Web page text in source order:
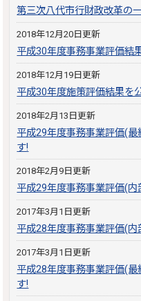
第三次八代市行財政改革の
2018年12月20日更新
平成30年度事務事業評価結
2018年12月19日更新
平成30年度施策評価結果を
2018年2月13日更新
平成29年度事務事業評価(
す!
2018年2月9日更新
平成29年度事務事業評価(
2017年3月1日更新
平成28年度事務事業評価(
2017年3月1日更新
平成28年度事務事業評価(
す!